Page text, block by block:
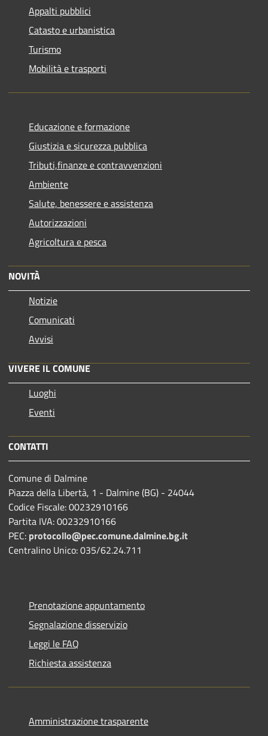
Appalti pubblici
Catasto e urbanistica
Turismo
Mobilità e trasporti
Educazione e formazione
Giustizia e sicurezza pubblica
Tributi,finanze e contravvenzioni
Ambiente
Salute, benessere e assistenza
Autorizzazioni
Agricoltura e pesca
NOVITÀ
Notizie
Comunicati
Avvisi
VIVERE IL COMUNE
Luoghi
Eventi
CONTATTI
Comune di Dalmine
Piazza della Libertà, 1 - Dalmine (BG) - 24044
Codice Fiscale: 00232910166
Partita IVA: 00232910166
PEC: protocollo@pec.comune.dalmine.bg.it
Centralino Unico: 035/62.24.711
Prenotazione appuntamento
Segnalazione disservizio
Leggi le FAQ
Richiesta assistenza
Amministrazione trasparente